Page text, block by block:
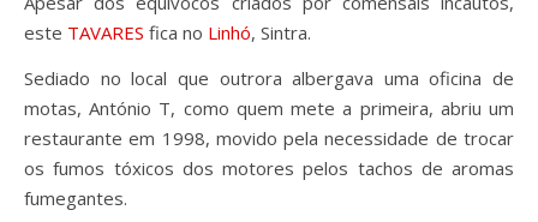
este TAVARES fica no Linhó, Sintra.
Sediado no local que outrora albergava uma oficina de
motas, António T, como quem mete a primeira, abriu um
restaurante em 1998, movido pela necessidade de trocar
os fumos tóxicos dos motores pelos tachos de aromas
fumegantes.